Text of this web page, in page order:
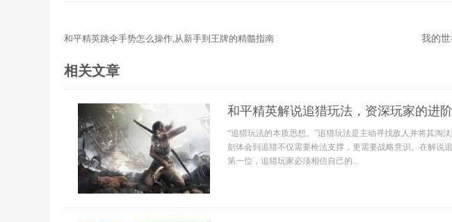
和平精英跳伞手势怎么操作,从新手到王牌的精髓指南 我的
相关文章
和平精英解说追猎玩法，资深玩家的进
“追猎玩法的本质思想。”追猎玩法是主动寻找敌人并将其淘
刻体会到追猎不仅需要枪法支撑，更需要战略意识。在解说
第一位，追猎玩家必须相信自己的...